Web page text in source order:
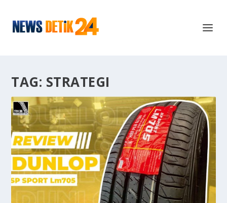
TAG: STRATEGI